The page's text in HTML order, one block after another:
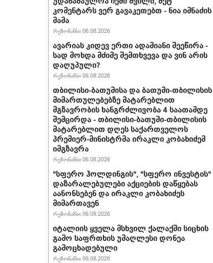
კომენტარს ვერ გავაკეთებთ - ნია იმნაძის
მამა
რეზონანსი 06.08.2026
ავარიას კიდევ ერთი ადამიანი შეეწირა -
სად მოხდა მძიმე შემთხვევა და ვინ არის
დაღუპული?
რეზონანსი 06.08.2026
თბილისი-ბათუმისა და ბათუმი-თბილისის
მიმართულებებზე მატარებლით
მგზავრობის ხანგრძლივობა 4 საათამდე
შემცირდა - თბილისი-ბათუმი-თბილისის
მატარებლით დღეს საქართველოს
პრემიერ-მინისტრმა ირაკლი კობახიძემ
იმგზავრა
რეზონანსი 06.08.2026
"სფერო ჰოლდინგის", "სფერო ინვესტის"
დაზარალებულები აქციების დაწყებას
აანონსებენ და ირაკლი კობახიძეს
მიმართავენ
რეზონანსი 06.08.2026
იტალიის ყველა მსხვილ ქალაქში სიცხის
გამო საფრთხის უმაღლესი დონეა
გამოცხადებული
რეზონანსი 06.08.2026